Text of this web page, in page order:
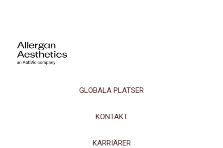
GLOBALA PLATSER
KONTAKT
KARRIÄRER